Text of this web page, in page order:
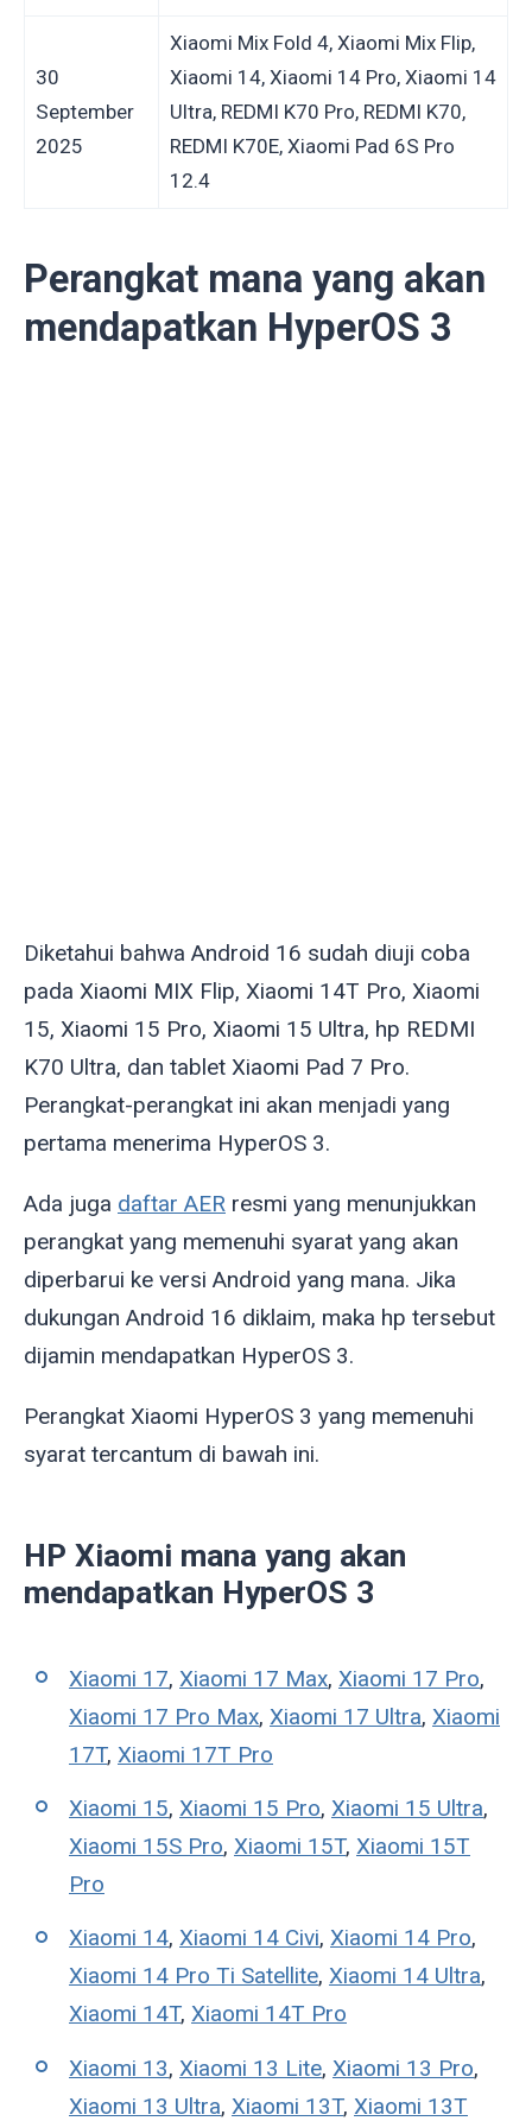
30
September
2025
Xiaomi Mix Fold 4, Xiaomi Mix Flip,
Xiaomi 14, Xiaomi 14 Pro, Xiaomi 14
Ultra, REDMI K70 Pro, REDMI K70,
REDMI K70E, Xiaomi Pad 6S Pro
12.4
Perangkat mana yang akan
mendapatkan HyperOS 3
Diketahui bahwa Android 16 sudah diuji coba
pada Xiaomi MIX Flip, Xiaomi 14T Pro, Xiaomi
15, Xiaomi 15 Pro, Xiaomi 15 Ultra, hp REDMI
K70 Ultra, dan tablet Xiaomi Pad 7 Pro.
Perangkat-perangkat ini akan menjadi yang
pertama menerima HyperOS 3.
Ada juga daftar AER resmi yang menunjukkan
perangkat yang memenuhi syarat yang akan
diperbarui ke versi Android yang mana. Jika
dukungan Android 16 diklaim, maka hp tersebut
dijamin mendapatkan HyperOS 3.
Perangkat Xiaomi HyperOS 3 yang memenuhi
syarat tercantum di bawah ini.
HP Xiaomi mana yang akan
mendapatkan HyperOS 3
Xiaomi 17, Xiaomi 17 Max, Xiaomi 17 Pro,
Xiaomi 17 Pro Max, Xiaomi 17 Ultra, Xiaomi
17T, Xiaomi 17T Pro
Xiaomi 15, Xiaomi 15 Pro, Xiaomi 15 Ultra,
Xiaomi 15S Pro, Xiaomi 15T, Xiaomi 15T
Pro
Xiaomi 14, Xiaomi 14 Civi, Xiaomi 14 Pro,
Xiaomi 14 Pro Ti Satellite, Xiaomi 14 Ultra,
Xiaomi 14T, Xiaomi 14T Pro
Xiaomi 13, Xiaomi 13 Lite, Xiaomi 13 Pro,
Xiaomi 13 Ultra, Xiaomi 13T, Xiaomi 13T